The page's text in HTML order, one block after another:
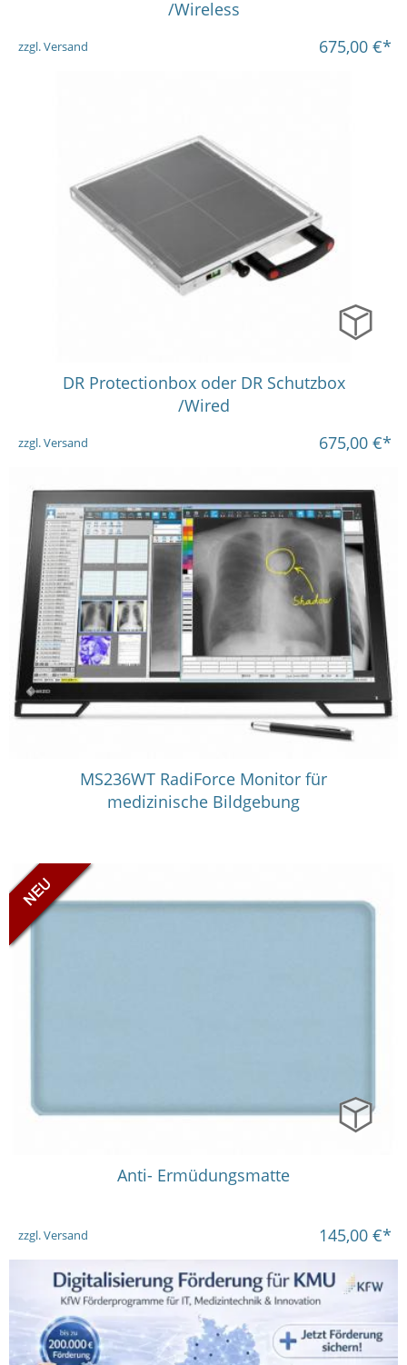
/Wireless
zzgl. Versand 675,00 €*
DR Protectionbox oder DR Schutzbox
/Wired
zzgl. Versand 675,00 €*
MS236WT RadiForce Monitor für
medizinische Bildgebung
60x45 cm 120x50 cm
Anti- Ermüdungsmatte
zzgl. Versand 145,00 €*